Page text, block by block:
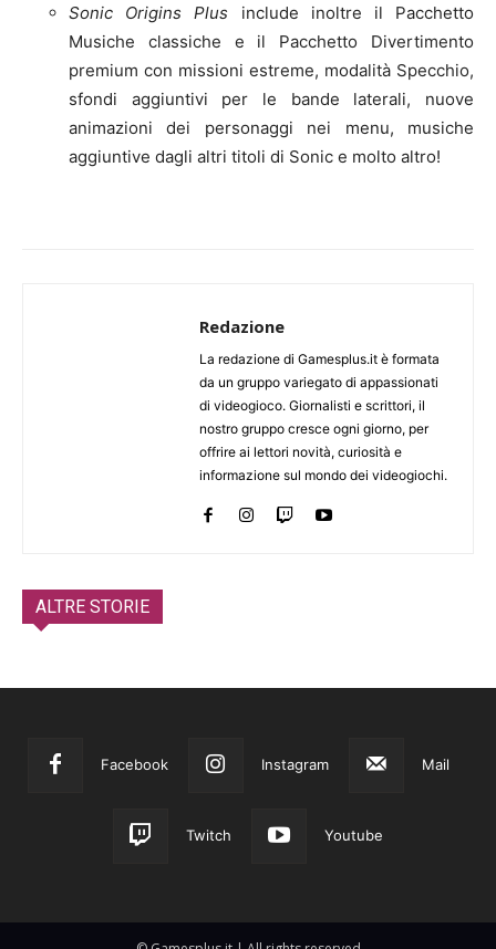
Sonic Origins Plus include inoltre il Pacchetto
Musiche classiche e il Pacchetto Divertimento
premium con missioni estreme, modalità Specchio,
sfondi aggiuntivi per le bande laterali, nuove
animazioni dei personaggi nei menu, musiche
aggiuntive dagli altri titoli di Sonic e molto altro!
Redazione
La redazione di Gamesplus.it è formata
da un gruppo variegato di appassionati
di videogioco. Giornalisti e scrittori, il
nostro gruppo cresce ogni giorno, per
offrire ai lettori novità, curiosità e
informazione sul mondo dei videogiochi.
ALTRE STORIE
Facebook Instagram Mail
Twitch Youtube